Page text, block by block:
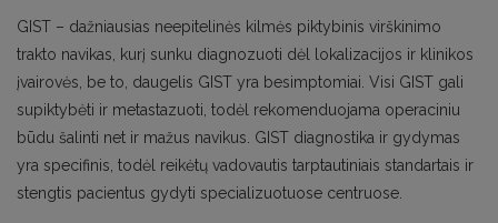
GIST – dažniausias neepitelinės kilmės piktybinis virškinimo
trakto navikas, kurį sunku diagnozuoti dėl lokalizacijos ir klinikos
įvairovės, be to, daugelis GIST yra besimptomiai. Visi GIST gali
supiktybėti ir metastazuoti, todėl rekomenduojama operaciniu
būdu šalinti net ir mažus navikus. GIST diagnostika ir gydymas
yra specifinis, todėl reikėtų vadovautis tarptautiniais standartais ir
stengtis pacientus gydyti specializuotuose centruose.